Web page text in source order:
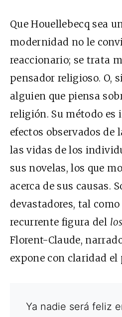
Que Houellebecq sea
modernidad no le
reaccionario; se trata
pensador religioso. O,
alguien que piensa
religión. Su método es
efectos observados de
las vidas de los
sus novelas, los que
acerca de sus causas.
devastadores, tal
recurrente figura del
Florent-Claude,
expone con claridad el
Ya nadie será feliz